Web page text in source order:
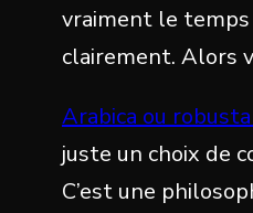
vraiment le temps
clairement. Alors
Arabica ou robusta
juste un choix de
C’est une